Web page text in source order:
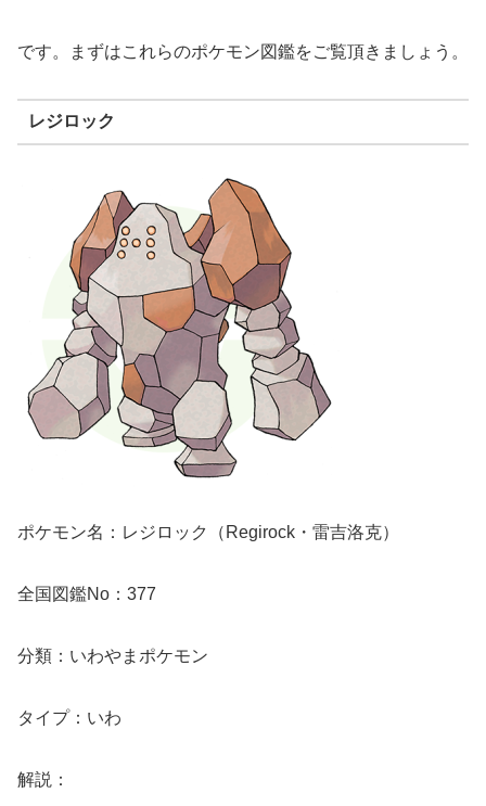
です。まずはこれらのポケモン図鑑をご覧頂きましょう。
レジロック
ポケモン名：レジロック（Regirock・雷吉洛克）
全国図鑑No：377
分類：いわやまポケモン
タイプ：いわ
解説：